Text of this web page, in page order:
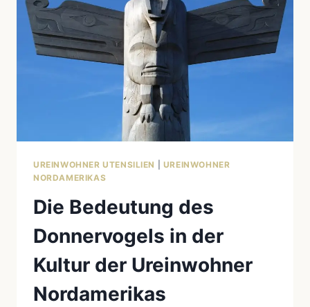
UND
IHREN
KULTUREN
UREINWOHNER UTENSILIEN
UREINWOHNER
NORDAMERIKAS
Die Bedeutung des
Donnervogels in der
Kultur der Ureinwohner
Nordamerikas